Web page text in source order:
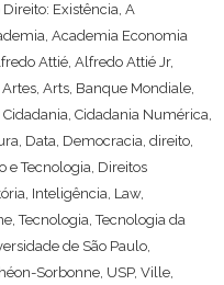
Existência, A
, Academia Economia
Attié, Alfredo Attié Jr,
Artes, Arts, Banque Mondiale,
Cidadania, Cidadania Numérica,
, Data, Democracia, direito,
e Tecnologia, Direitos
, Inteligência, Law,
,Tecnologia,Tecnologia da
de São Paulo,
Sorbonne, USP, Ville,